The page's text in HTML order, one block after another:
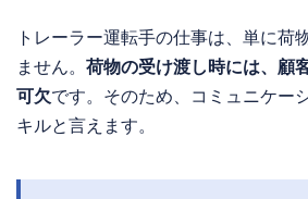
トレーラー運転手の仕事は、単に荷
ません。 荷物の受け渡し時には、顧
可欠です。そのため、コミュニケー
キルと言えます。